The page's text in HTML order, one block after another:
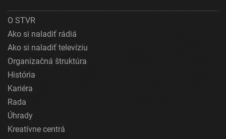
O STVR
Ako si naladiť rádiá
Ako si naladiť televíziu
Organizačná štruktúra
História
Kariéra
Rada
Úhrady
Kreatívne centrá